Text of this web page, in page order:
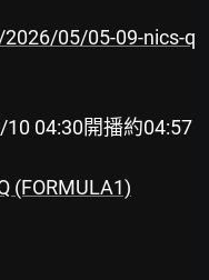
05/05-09-nics-q
04:30開播約04:57
(FORMULA1)